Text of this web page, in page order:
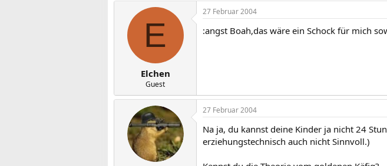
E
Elchen
Guest
27 Februar 2004
:angst Boah,das wäre ein Schock für mich
27 Februar 2004
Na ja, du kannst deine Kinder ja nicht 24
erziehungstechnisch auch nicht Sinnvoll.)